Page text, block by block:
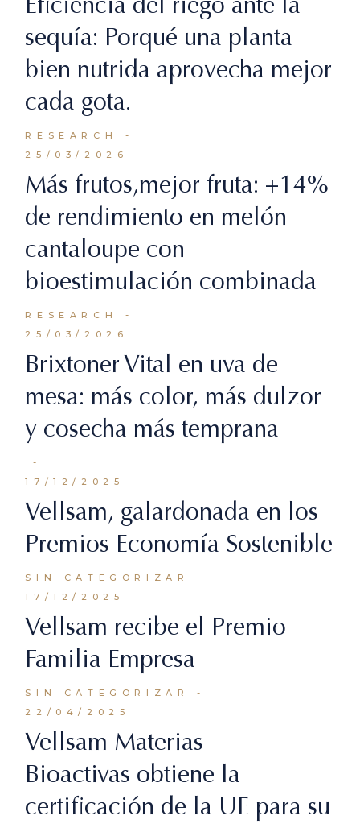
sequía: Porqué una planta
bien nutrida aprovecha mejor
cada gota.
RESEARCH
25/03/2026
Más frutos,mejor fruta: +14%
de rendimiento en melón
cantaloupe con
bioestimulación combinada
RESEARCH
25/03/2026
Brixtoner Vital en uva de
mesa: más color, más dulzor
y cosecha más temprana
17/12/2025
Vellsam, galardonada en los
Premios Economía Sostenible
SIN CATEGORIZAR
17/12/2025
Vellsam recibe el Premio
Familia Empresa
SIN CATEGORIZAR
22/04/2025
Vellsam Materias
Bioactivas obtiene la
certificación de la UE para su